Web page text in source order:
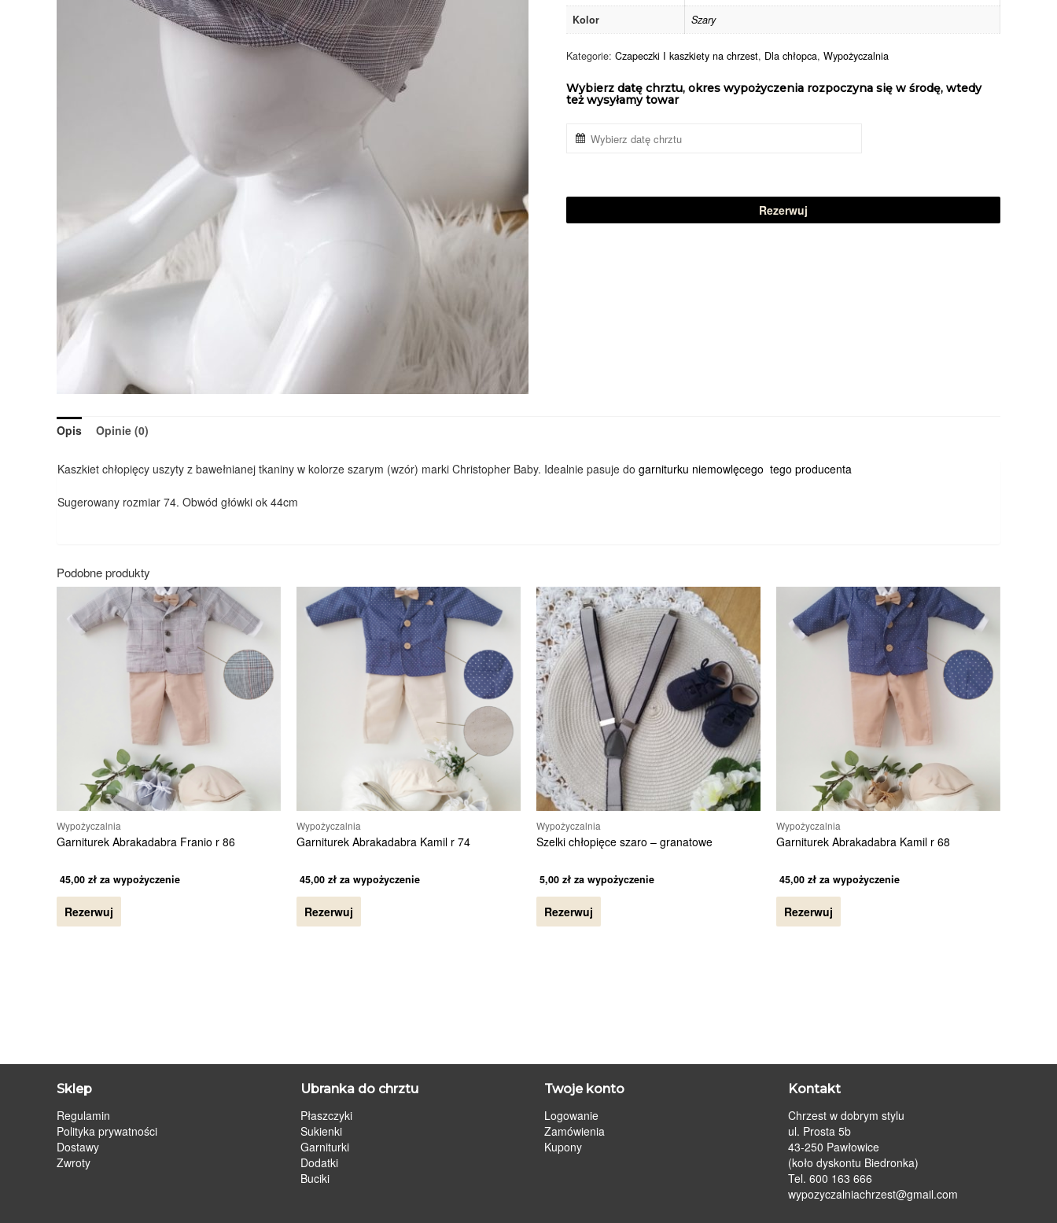
Wybierz datę chrztu, okres wypożyczenia rozpoczyna się w środę, wtedy
też wysyłamy towar
Rezerwuj
Kolor
Szary
Kategorie: Czapeczki I kaszkiety na chrzest, Dla chłopca, Wypożyczalnia
Opis Opinie (0)
Kaszkiet chłopięcy uszyty z bawełnianej tkaniny w kolorze szarym (wzór) marki Christopher Baby. Idealnie pasuje do garniturku niemowlęcego tego producenta
Sugerowany rozmiar 74. Obwód główki ok 44cm
Podobne produkty
Wypożyczalnia
Garniturek Abrakadabra Franio r 86
45,00 zł za wypożyczenie
Rezerwuj
Wypożyczalnia
Garniturek Abrakadabra Kamil r 74
45,00 zł za wypożyczenie
Rezerwuj
Wypożyczalnia
Szelki chłopięce szaro – granatowe
5,00 zł za wypożyczenie
Rezerwuj
Wypożyczalnia
Garniturek Abrakadabra Kamil r 68
45,00 zł za wypożyczenie
Rezerwuj
Sklep
Regulamin
Polityka prywatności
Dostawy
Zwroty
Ubranka do chrztu
Płaszczyki
Sukienki
Garniturki
Dodatki
Buciki
Twoje konto
Logowanie
Zamówienia
Kupony
Kontakt
Chrzest w dobrym stylu
ul. Prosta 5b
43-250 Pawłowice
(koło dyskontu Biedronka)
Tel. 600 163 666
wypozyczalniachrzest@gmail.com